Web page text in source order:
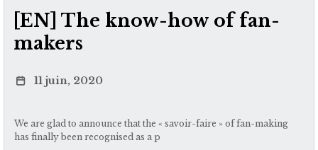
[EN] The know-how of fan-
makers
11 juin, 2020
We are glad to announce that the « savoir-faire » of fan-making
has finally been recognised as a p